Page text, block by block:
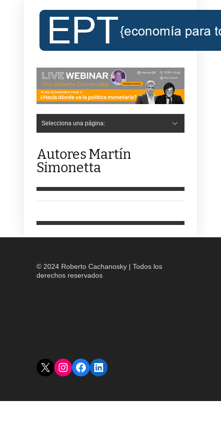
Selecciona una página:
Autores Martín
Simonetta
© 2024 Roberto Cachanosky | Todos los
derechos reservados
X Instagram
Facebook
LinkedIn